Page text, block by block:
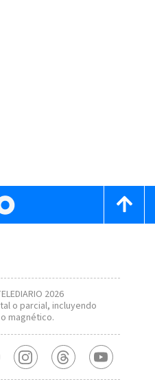
2026
o parcial, incluyendo
magnético.